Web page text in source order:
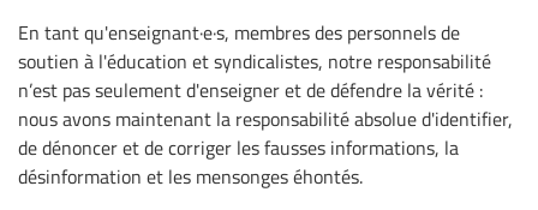
En tant qu'enseignant·e·s, membres des personnels de
soutien à l'éducation et syndicalistes, notre responsabilité
n’est pas seulement d'enseigner et de défendre la vérité :
nous avons maintenant la responsabilité absolue d'identifier,
de dénoncer et de corriger les fausses informations, la
désinformation et les mensonges éhontés.